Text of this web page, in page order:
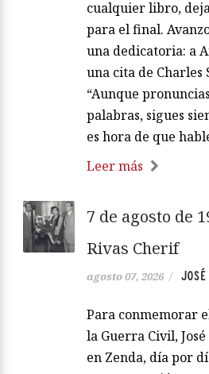
cualquier libro,
para el final.
una dedicatoria: a
una cita de Charles
“Aunque
palabras, sigues
es hora de que
Leer más
7 de agosto de
Rivas Cherif
agosto 07, 2026 /
Para conmemorar
la Guerra Civil,
en Zenda, día por